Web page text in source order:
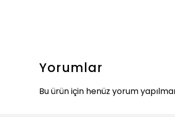
Yorumlar
Bu ürün için henüz yorum